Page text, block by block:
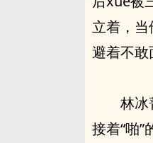
立着，
避着不
林
接着“啪